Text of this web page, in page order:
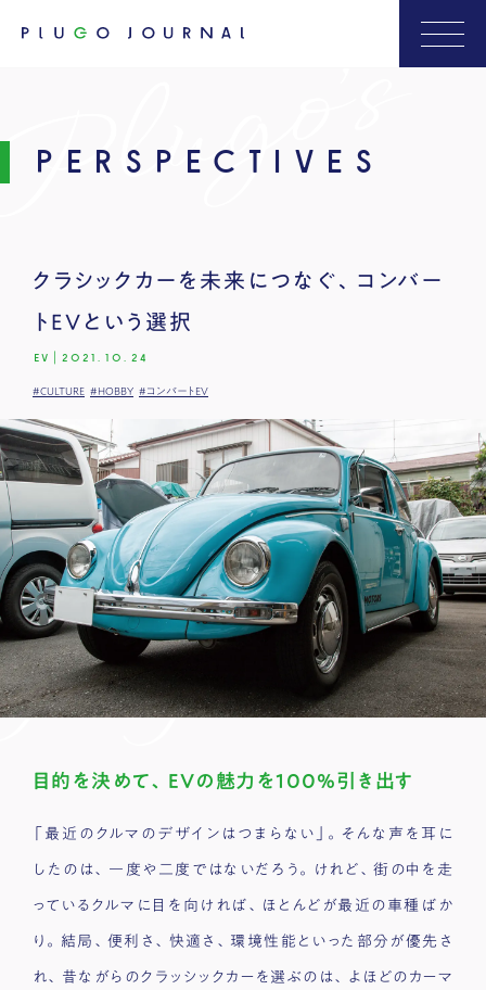
PERSPECTIVES
クラシックカーを未来につなぐ、コンバー
トEVという選択
EV 2021.10.24
#CULTURE #HOBBY #コンバートEV
目的を決めて、EVの魅力を100%引き出す
「最近のクルマのデザインはつまらない」。そんな声を耳に
したのは、一度や二度ではないだろう。けれど、街の中を走
っているクルマに目を向ければ、ほとんどが最近の車種ばか
り。結局、便利さ、快適さ、環境性能といった部分が優先さ
れ、昔ながらのクラッシックカーを選ぶのは、よほどのカーマ